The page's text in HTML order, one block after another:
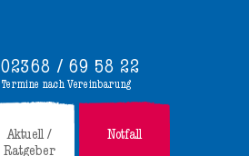
02368 / 69 58 22
Termine nach Vereinbarung
Aktuell /
Ratgeber
Notfall